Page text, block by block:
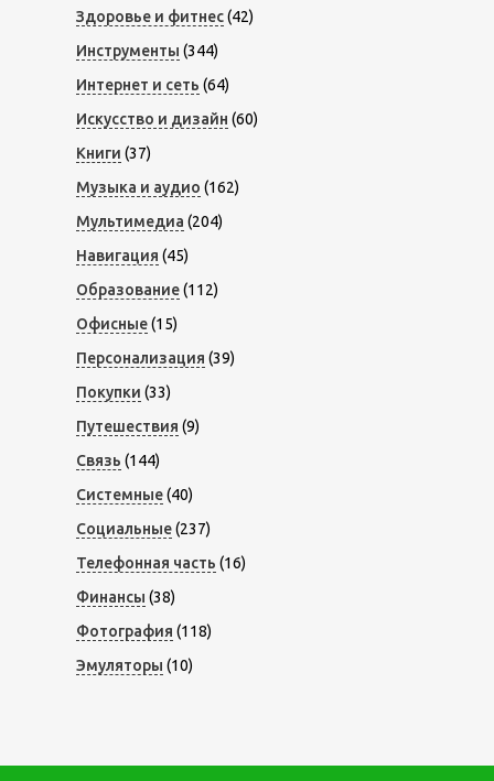
Здоровье и фитнес(42)
Инструменты (344)
Интернет и сеть (64)
Искусство и дизайн (60)
Книги (37)
Музыка и аудио (162)
Мультимедиа (204)
Навигация (45)
Образование(112)
Офисные(15)
Персонализация (39)
Покупки (33)
Путешествия (9)
Связь (144)
Системные(40)
Социальные(237)
Телефонная часть (16)
Финансы (38)
Фотография (118)
Эмуляторы (10)